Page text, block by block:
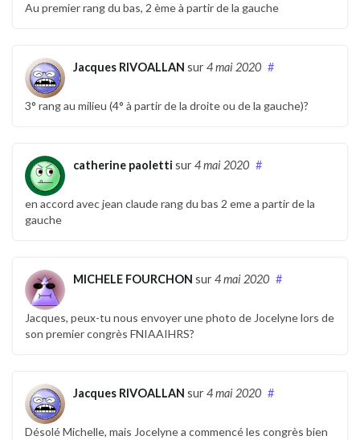
Au premier rang du bas, 2 ème à partir de la gauche
Jacques RIVOALLAN sur 4 mai 2020 #
3° rang au milieu (4° à partir de la droite ou de la gauche)?
catherine paoletti sur 4 mai 2020 #
en accord avec jean claude rang du bas 2 eme a partir de la
gauche
MICHELE FOURCHON sur 4 mai 2020 #
Jacques, peux-tu nous envoyer une photo de Jocelyne lors de
son premier congrès FNIAAIHRS?
Jacques RIVOALLAN sur 4 mai 2020 #
Désolé Michelle, mais Jocelyne a commencé les congrès bien